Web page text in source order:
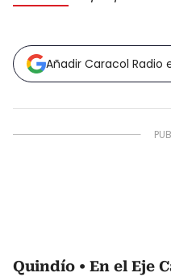
Añadir Caracol Radio
Quindío
En el Eje